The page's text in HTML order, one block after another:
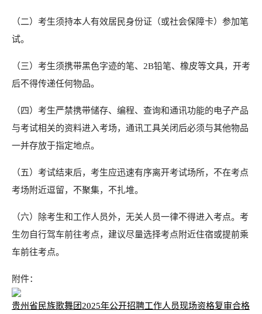
（二）考生须持本人有效居民身份证（或社会保障卡）参加笔
试。
（三）考生须携带黑色字迹的笔、2B铅笔、橡皮等文具，开考
后不得传递任何物品。
（四）考生严禁携带储存、编程、查询和通讯功能的电子产品
与考试相关的资料进入考场，通讯工具关闭后必须与其他物品
一并存放于指定地点。
（五）考试结束后，考生应迅速有序离开考试场所，不在考点
考场附近逗留，不聚集，不扎堆。
（六）除考生和工作人员外，无关人员一律不得进入考点。考
生勿自行驾车前往考点，建议尽量选择考点附近住宿或提前乘
车前往考点。
附件：
贵州省民族歌舞团2025年公开招聘工作人员现场资格复审合格